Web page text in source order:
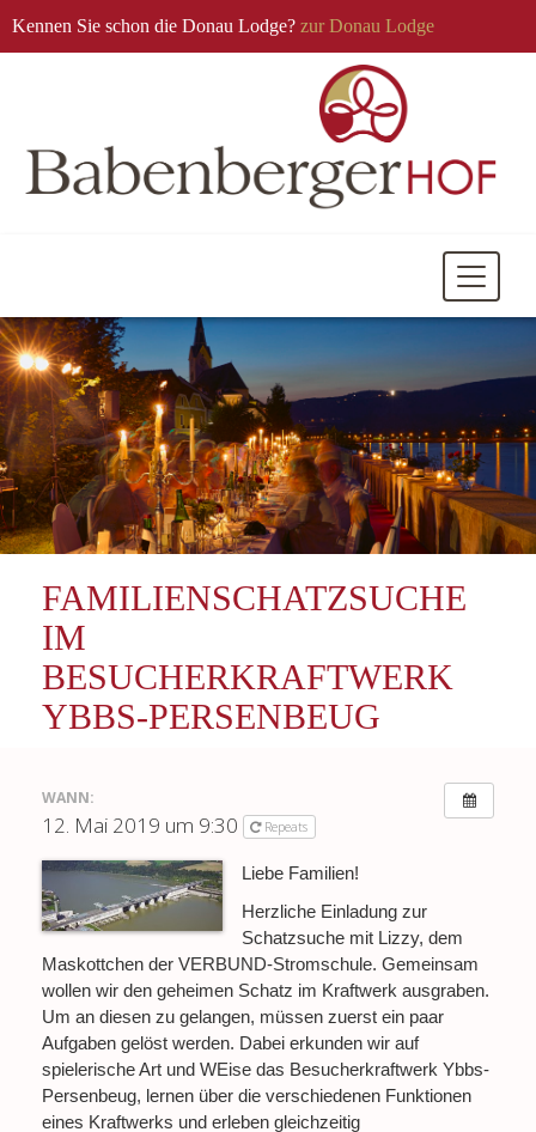
Kennen Sie schon die Donau Lodge? zur Donau Lodge
Mobile
FAMILIENSCHATZSUCHE
IM
BESUCHERKRAFTWERK
YBBS-PERSENBEUG
WANN:
12. Mai 2019 um 9:30 Repeats
Liebe Familien!
Herzliche Einladung zur
Schatzsuche mit Lizzy, dem
Maskottchen der VERBUND-Stromschule. Gemeinsam
wollen wir den geheimen Schatz im Kraftwerk ausgraben.
Um an diesen zu gelangen, müssen zuerst ein paar
Aufgaben gelöst werden. Dabei erkunden wir auf
spielerische Art und WEise das Besucherkraftwerk Ybbs-
Persenbeug, lernen über die verschiedenen Funktionen
eines Kraftwerks und erleben gleichzeitig